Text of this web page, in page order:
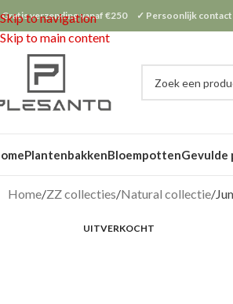
Skip to navigation
Skip to main content
verzending vanaf €250 ✓ Persoonlijk
PlantenbakkenBloempottenGevulde
Home ZZ collecties Natural collectie
UITVERKOCHT